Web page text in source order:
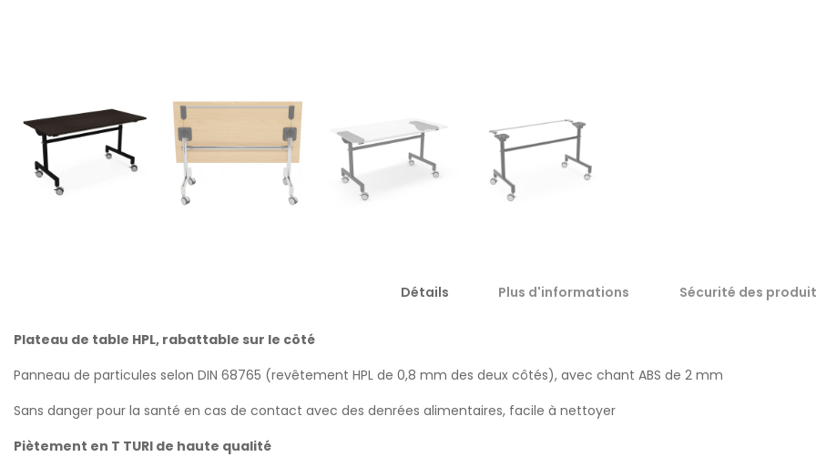
Détails
Plateau de table HPL, rabattable sur le côté
Panneau de particules selon DIN 68765 (revêtement HPL de 0,8 mm des deux côtés), avec chant ABS de 2 mm
Sans danger pour la santé en cas de contact avec des denrées alimentaires, facile à nettoyer
Piètement en T TURI de haute qualité
Plus d'informations Sécurité des